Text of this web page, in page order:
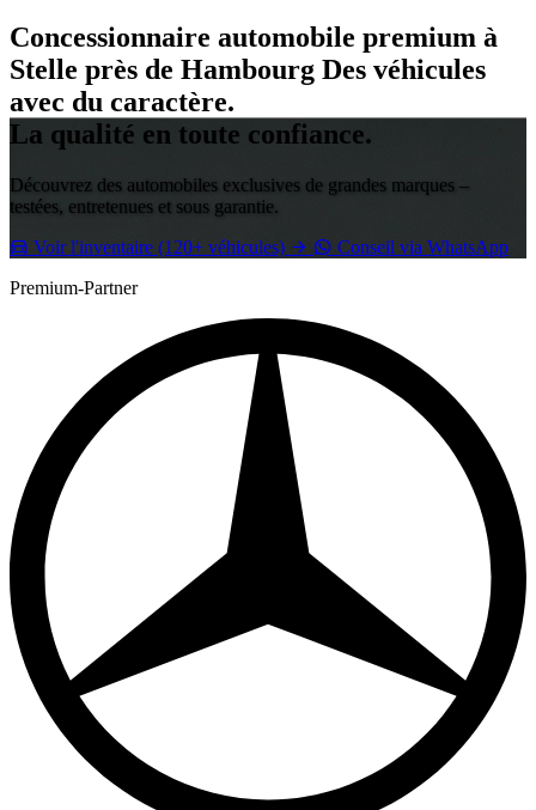
Concessionnaire automobile premium à
Stelle près de Hambourg Des véhicules
avec du caractère.
La qualité en toute confiance.
Découvrez des automobiles exclusives de grandes marques –
testées, entretenues et sous garantie.
Voir l'inventaire (120+ véhicules)
Conseil via WhatsApp
Premium-Partner